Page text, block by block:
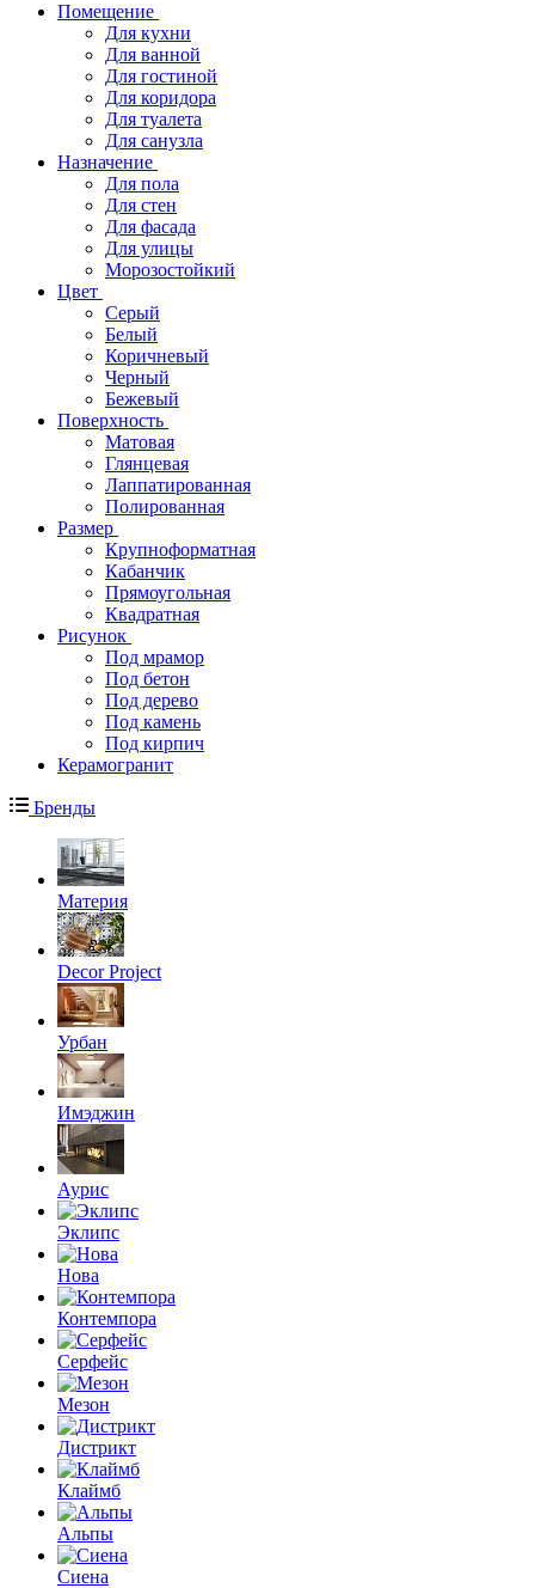
Помещение
Для кухни
Для ванной
Для гостиной
Для коридора
Для туалета
Для санузла
Назначение
Для пола
Для стен
Для фасада
Для улицы
Морозостойкий
Цвет
Серый
Белый
Коричневый
Черный
Бежевый
Поверхность
Матовая
Глянцевая
Лаппатированная
Полированная
Размер
Крупноформатная
Кабанчик
Прямоугольная
Квадратная
Рисунок
Под мрамор
Под бетон
Под дерево
Под камень
Под кирпич
Керамогранит
Бренды
Материя
Decor Project
Урбан
Имэджин
Аурис
Эклипс
Нова
Контемпора
Серфейс
Мезон
Дистрикт
Клаймб
Альпы
Сиена